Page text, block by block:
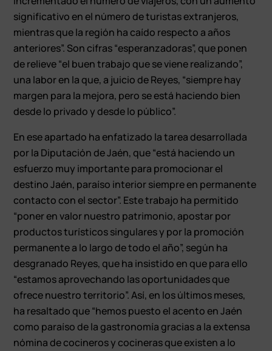
significativo en el número de turistas extranjeros,
mientras que la región ha caído respecto a años
anteriores”. Son cifras “esperanzadoras”, que ponen
de relieve “el buen trabajo que se viene realizando”,
una labor en la que, a juicio de Reyes, “siempre hay
margen para la mejora, pero se está haciendo bien
desde lo privado y desde lo público”.
En ese apartado ha enfatizado la tarea desarrollada
por la Diputación de Jaén, que “está haciendo un
esfuerzo muy importante para promocionar el
destino Jaén, paraíso interior siempre en permanente
contacto con el sector”. Este trabajo ha permitido
“poner en valor nuestro patrimonio, apostar por
productos turísticos singulares y por la promoción
permanente a lo largo de todo el año”, según ha
desgranado Reyes, que ha insistido en que para ello
“estamos aprovechando las oportunidades que
ofrece nuestro territorio”. Así, en los últimos meses,
ha resaltado que “hemos puesto el acento en Jaén
como paraíso de la gastronomía gracias a la extensa
nómina de cocineros y cocineras que existen a lo